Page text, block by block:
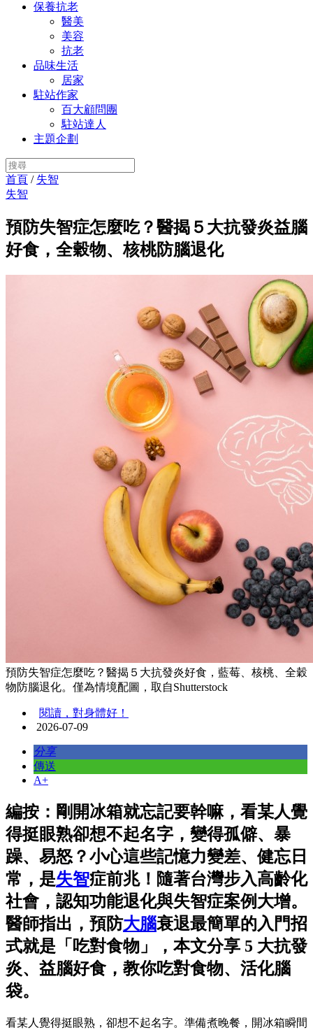
保養抗老
醫美
美容
抗老
品味生活
居家
駐站作家
百大顧問團
駐站達人
主題企劃
首頁 / 失智
失智
預防失智症怎麼吃？醫揭５大抗發炎益腦
好食，全穀物、核桃防腦退化
預防失智症怎麼吃？醫揭５大抗發炎好食，藍莓、核桃、全穀
物防腦退化。僅為情境配圖，取自Shutterstock
閱讀，對身體好！
2026-07-09
分享
傳送
A+
編按：剛開冰箱就忘記要幹嘛，看某人覺
得挺眼熟卻想不起名字，變得孤僻、暴
躁、易怒？小心這些記憶力變差、健忘日
常，是失智症前兆！隨著台灣步入高齡化
社會，認知功能退化與失智症案例大增。
醫師指出，預防大腦衰退最簡單的入門招
式就是「吃對食物」，本文分享 5 大抗發
炎、益腦好食，教你吃對食物、活化腦
袋。
看某人覺得挺眼熟，卻想不起名字。準備煮晚餐，開冰箱瞬間